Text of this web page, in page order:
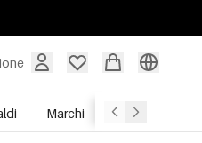
Marchi Servizio